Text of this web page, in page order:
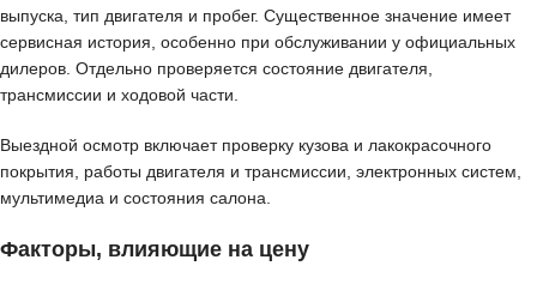
выпуска, тип двигателя и пробег. Существенное значение имеет
сервисная история, особенно при обслуживании у официальных
дилеров. Отдельно проверяется состояние двигателя,
трансмиссии и ходовой части.
Выездной осмотр включает проверку кузова и лакокрасочного
покрытия, работы двигателя и трансмиссии, электронных систем,
мультимедиа и состояния салона.
Факторы, влияющие на цену